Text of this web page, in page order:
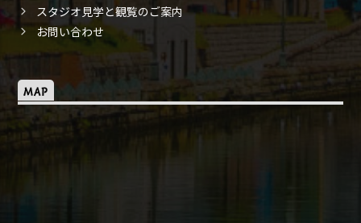
スタジオ見学と観覧のご案内
お問い合わせ
MAP